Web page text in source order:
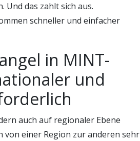
Und das zahlt sich aus.
schneller und einfacher
in MINT-
und
auch auf regionaler Ebene
einer Region zur anderen sehr